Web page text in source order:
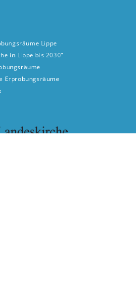
Lippe
in Lippe bis 2030“
Erprobungsräume